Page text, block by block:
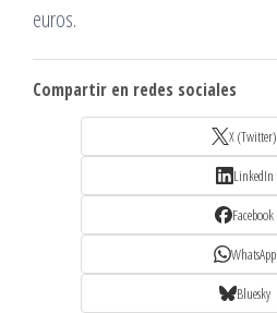
euros.
Compartir en redes sociales
X (Twitter)
LinkedIn
Facebook
WhatsApp
Bluesky